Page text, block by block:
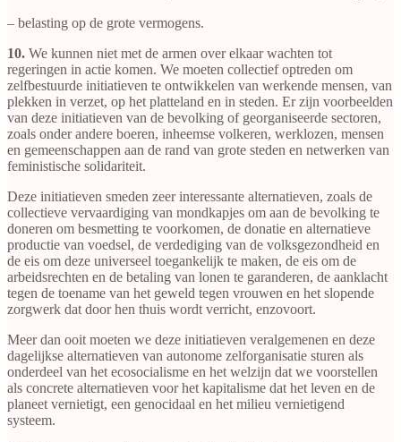
– belasting op de grote vermogens.
10. We kunnen niet met de armen over elkaar wachten tot
regeringen in actie komen. We moeten collectief optreden om
zelfbestuurde initiatieven te ontwikkelen van werkende mensen, van
plekken in verzet, op het platteland en in steden. Er zijn voorbeelden
van deze initiatieven van de bevolking of georganiseerde sectoren,
zoals onder andere boeren, inheemse volkeren, werklozen, mensen
en gemeenschappen aan de rand van grote steden en netwerken van
feministische solidariteit.
Deze initiatieven smeden zeer interessante alternatieven, zoals de
collectieve vervaardiging van mondkapjes om aan de bevolking te
doneren om besmetting te voorkomen, de donatie en alternatieve
productie van voedsel, de verdediging van de volksgezondheid en
de eis om deze universeel toegankelijk te maken, de eis om de
arbeidsrechten en de betaling van lonen te garanderen, de aanklacht
tegen de toename van het geweld tegen vrouwen en het slopende
zorgwerk dat door hen thuis wordt verricht, enzovoort.
Meer dan ooit moeten we deze initiatieven veralgemenen en deze
dagelijkse alternatieven van autonome zelforganisatie sturen als
onderdeel van het ecosocialisme en het welzijn dat we voorstellen
als concrete alternatieven voor het kapitalisme dat het leven en de
planeet vernietigt, een genocidaal en het milieu vernietigend
systeem.